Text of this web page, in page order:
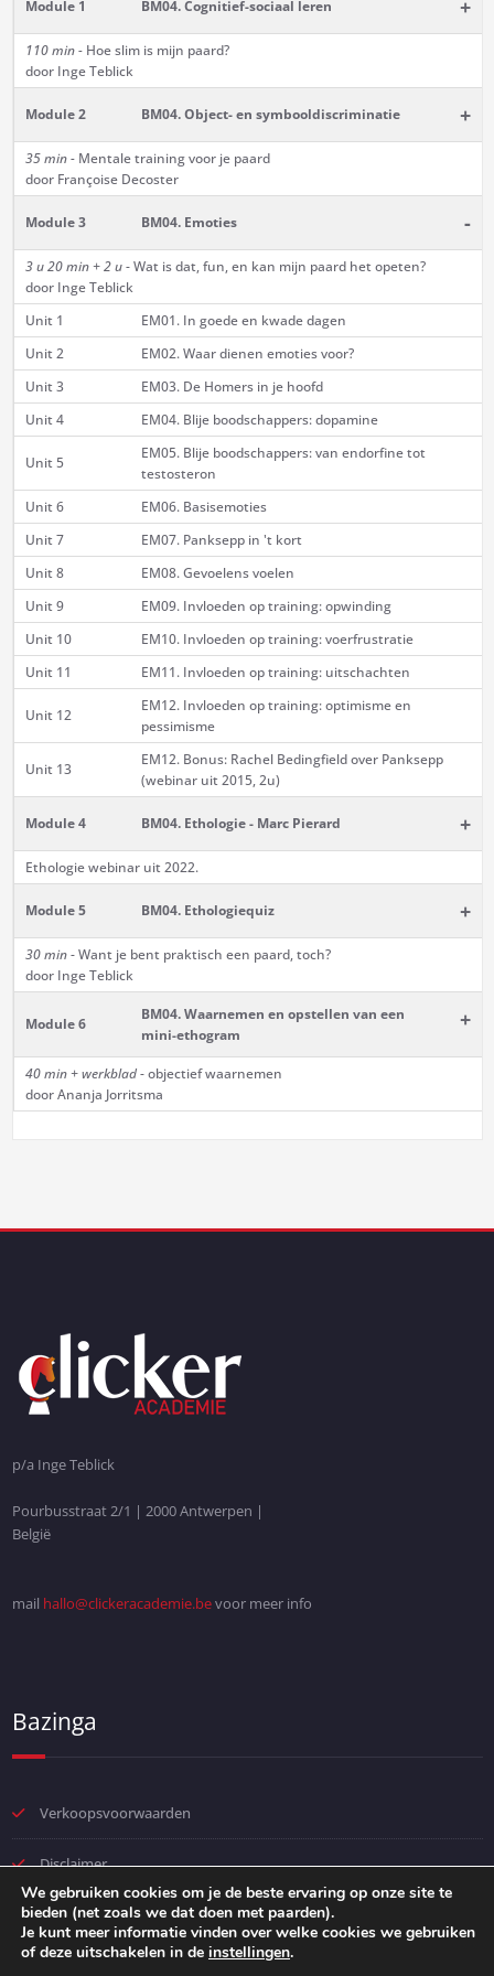
Module 1 BM04. Cognitief-sociaal leren +
110 min -Hoe slim is mijn paard?
door Inge Teblick
Module 2 BM04. Object- en symbooldiscriminatie +
35 min -Mentale training voor je paard
door Françoise Decoster
Module 3 BM04. Emoties -
3 u 20 min + 2 u- Wat is dat, fun, en kan mijn paard het opeten?
door Inge Teblick
Unit 1
EM01. In goede en kwade dagen
Unit 2
EM02. Waar dienen emoties voor?
Unit 3
EM03. De Homers in je hoofd
Unit 4
EM04. Blije boodschappers: dopamine
Unit 5
EM05. Blije boodschappers: van endorfine tot
testosteron
Unit 6
EM06. Basisemoties
Unit 7
EM07. Panksepp in 't kort
Unit 8
EM08. Gevoelens voelen
Unit 9
EM09. Invloeden op training: opwinding
Unit 10
EM10. Invloeden op training: voerfrustratie
Unit 11
EM11. Invloeden op training: uitschachten
Unit 12
EM12. Invloeden op training: optimisme en
pessimisme
Unit 13
EM12. Bonus: Rachel Bedingfield over Panksepp
(webinar uit 2015, 2u)
Module 4 BM04. Ethologie - Marc Pierard +
Ethologie webinar uit 2022.
Module 5 BM04. Ethologiequiz +
30 min- Want je bent praktisch een paard, toch?
door Inge Teblick
Module 6
BM04. Waarnemen en opstellen van een
mini-ethogram
+
40 min + werkblad- objectief waarnemen
door Ananja Jorritsma
p/a Inge Teblick
Pourbusstraat 2/1 | 2000 Antwerpen |
België
mail hallo@clickeracademie.bevoor meer info
Bazinga
Verkoopsvoorwaarden
Disclaimer
Privacybeleid
We gebruiken cookies om je de beste ervaring op onze site te
bieden (net zoals we dat doen met paarden).
Je kunt meer informatie vinden over welke cookies we gebruiken
of deze uitschakelen in de instellingen.